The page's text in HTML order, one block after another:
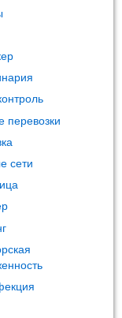
перевозки
сети